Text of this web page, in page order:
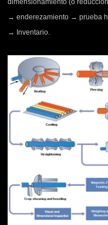
dimensionamiento (o
→ enderezamiento → prueba
→ Inventario.